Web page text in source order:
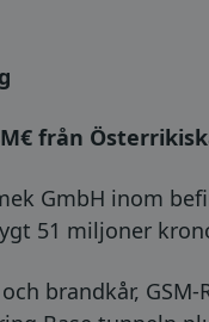
från
GmbH inom
51 miljoner
brandkår,